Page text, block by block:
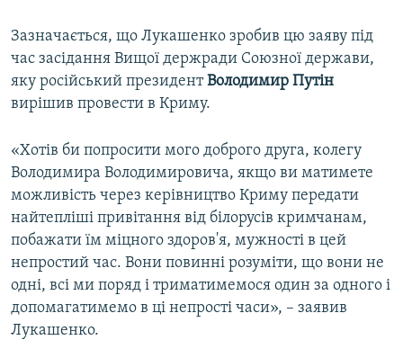
Усі сайти RFE/RL
Зазначається, що Лукашенко зробив цю заяву під
час засідання Вищої держради Союзної держави,
яку російський президентВолодимир Путін
вирішив провести в Криму.
«Хотів би попросити мого доброго друга, колегу
Володимира Володимировича, якщо ви матимете
можливість через керівництво Криму передати
найтепліші привітання від білорусів кримчанам,
побажати їм міцного здоров'я, мужності в цей
непростий час. Вони повинні розуміти, що вони не
одні, всі ми поряд і триматимемося один за одного і
допомагатимемо в ці непрості часи», – заявив
Лукашенко.